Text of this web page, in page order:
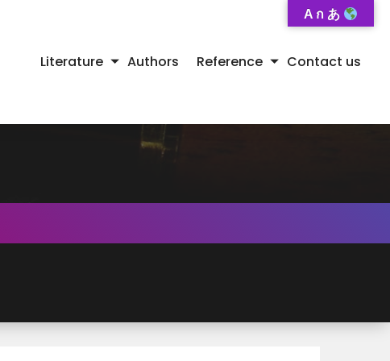
Literature Authors Reference Contact us
A ก あ